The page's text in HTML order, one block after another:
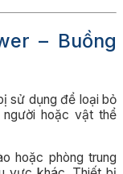
– Buồng
sử dụng để loại bỏ
hoặc vật thể
hoặc phòng trung